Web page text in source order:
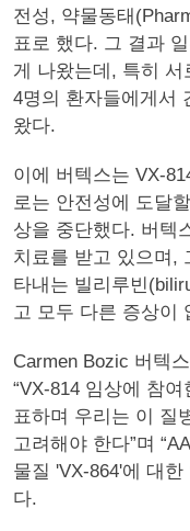
전성, 약물동태
표로 했다. 그 결과
게 나왔는데, 특히 서
4명의 환자들에게서
왔다.
이에 버텍스는 VX-
로는 안전성에 도달
상을 중단했다. 버텍
치료를 받고 있으며,
타내는 빌리루빈
고 모두 다른 증상이
Carmen Bozic 버텍
“VX-814 임상에 참
표하며 우리는 이 질
고려해야 한다”며
물질 'VX-864'에 대
다.